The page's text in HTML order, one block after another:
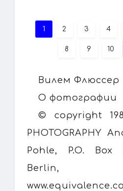
1 2 3 4
8 9 10
Вилем Флюссер
О фотографии
© copyright
PHOTOGRAPHY
Pohle, P.O. Box
Berlin,